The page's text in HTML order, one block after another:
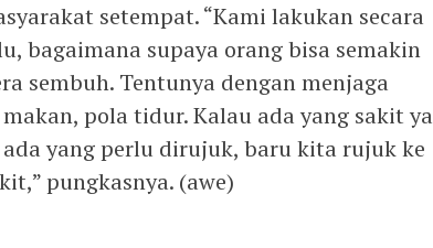
setempat. “Kami lakukan secara
bagaimana supaya orang bisa semakin
sembuh. Tentunya dengan menjaga
pola tidur. Kalau ada yang sakit ya
yang perlu dirujuk, baru kita rujuk ke
pungkasnya. (awe)